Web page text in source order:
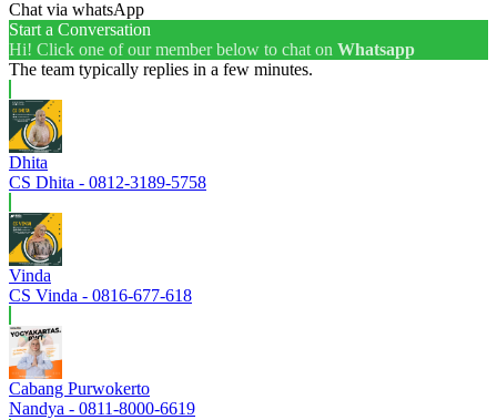
Chat via whatsApp
Start a Conversation
Hi! Click one of our member below to chat on Whatsapp
The team typically replies in a few minutes.
Dhita
CS Dhita - 0812-3189-5758
Vinda
CS Vinda - 0816-677-618
Cabang Purwokerto
Nandya - 0811-8000-6619